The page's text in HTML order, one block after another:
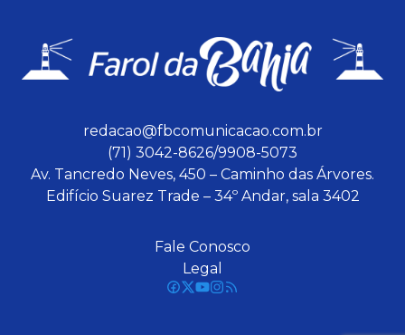
redacao@fbcomunicacao.com.br
(71) 3042-8626/9908-5073
Av. Tancredo Neves, 450 – Caminho das Árvores.
Edifício Suarez Trade – 34º Andar, sala 3402
Fale Conosco
Legal